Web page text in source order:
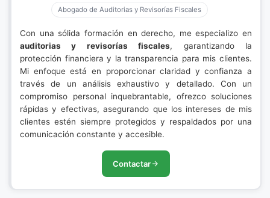
Abogado de Auditorias y Revisorías Fiscales
Con una sólida formación en derecho, me especializo en
auditorias y revisorías fiscales, garantizando la
protección financiera y la transparencia para mis clientes.
Mi enfoque está en proporcionar claridad y confianza a
través de un análisis exhaustivo y detallado. Con un
compromiso personal inquebrantable, ofrezco soluciones
rápidas y efectivas, asegurando que los intereses de mis
clientes estén siempre protegidos y respaldados por una
comunicación constante y accesible.
Contactar